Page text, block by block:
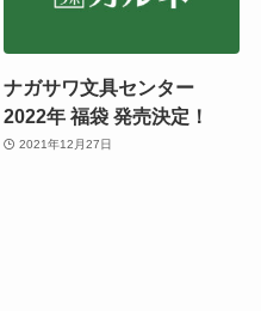
ナガサワ文具センター
2022年 福袋 発売決定！
2021年12月27日